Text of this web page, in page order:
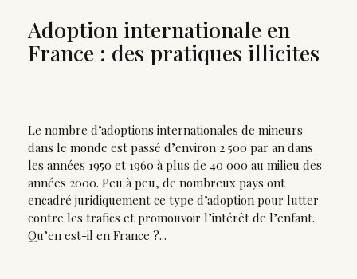
Adoption internationale en
France : des pratiques illicites
Le nombre d’adoptions internationales de mineurs
dans le monde est passé d’environ 2 500 par an dans
les années 1950 et 1960 à plus de 40 000 au milieu des
années 2000. Peu à peu, de nombreux pays ont
encadré juridiquement ce type d’adoption pour lutter
contre les trafics et promouvoir l’intérêt de l’enfant.
Qu’en est-il en France ?...